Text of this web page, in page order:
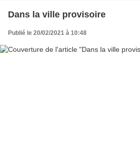
Dans la ville provisoire
Publié le 20/02/2021 à 10:48